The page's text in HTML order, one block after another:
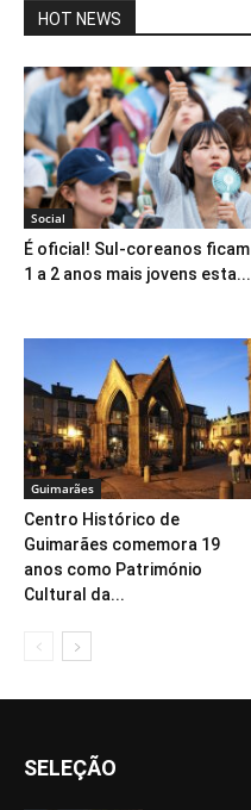
HOT NEWS
Social
É oficial! Sul-coreanos ficam
1 a 2 anos mais jovens esta...
Guimarães
Centro Histórico de
Guimarães comemora 19
anos como Património
Cultural da...
SELEÇÃO